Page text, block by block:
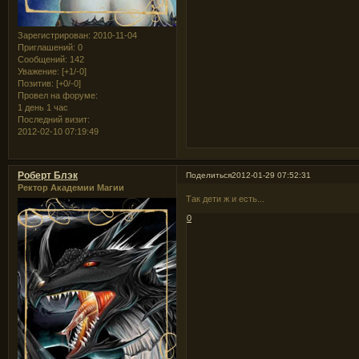
Зарегистрирован: 2010-11-04
Приглашений: 0
Сообщений: 142
Уважение: [+1/-0]
Позитив: [+0/-0]
Провел на форуме:
1 день 1 час
Последний визит:
2012-02-10 07:19:49
Поделиться2012-01-29 07:52:31
Роберт Блэк
Ректор Академии Магии
Так дети ж и есть...
0